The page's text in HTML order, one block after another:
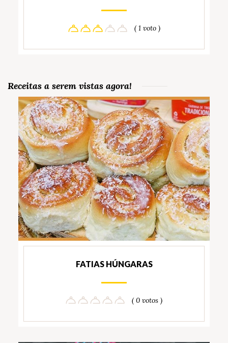
( 1 voto )
Receitas a serem vistas agora!
FATIAS HÚNGARAS
( 0 votos )